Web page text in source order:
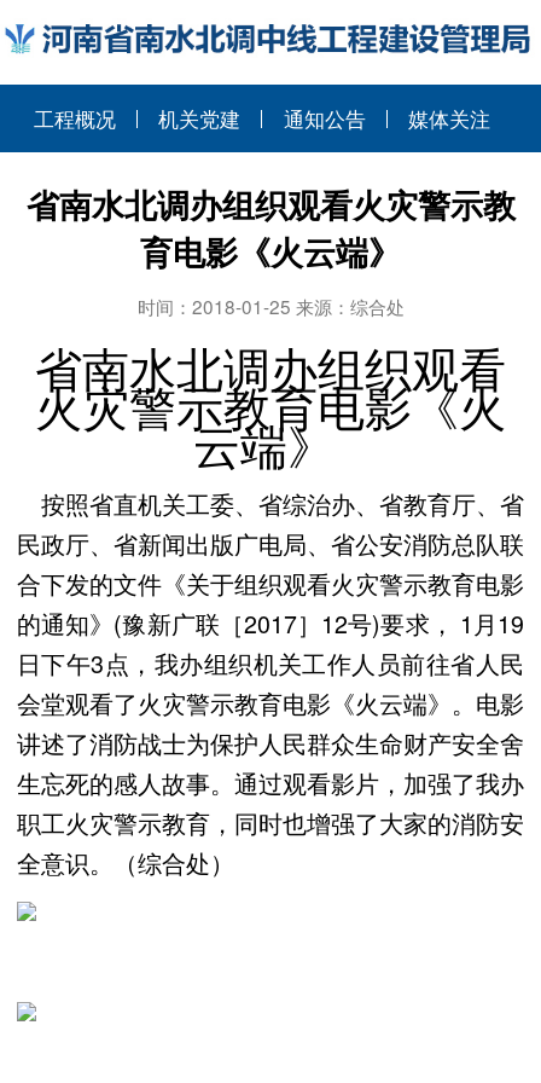
工程概况 机关党建 通知公告 媒体关注
省南水北调办组织观看火灾警示教
育电影《火云端》
时间：2018-01-25 来源：综合处
省南水北调办组织观看
火灾警示教育电影《火
云端》
按照省直机关工委、省综治办、省教育厅、省
民政厅、省新闻出版广电局、省公安消防总队联
合下发的文件《关于组织观看火灾警示教育电影
的通知》(豫新广联［2017］12号)要求， 1月19
日下午3点，我办组织机关工作人员前往省人民
会堂观看了火灾警示教育电影《火云端》。电影
讲述了消防战士为保护人民群众生命财产安全舍
生忘死的感人故事。通过观看影片，加强了我办
职工火灾警示教育，同时也增强了大家的消防安
全意识。（综合处）